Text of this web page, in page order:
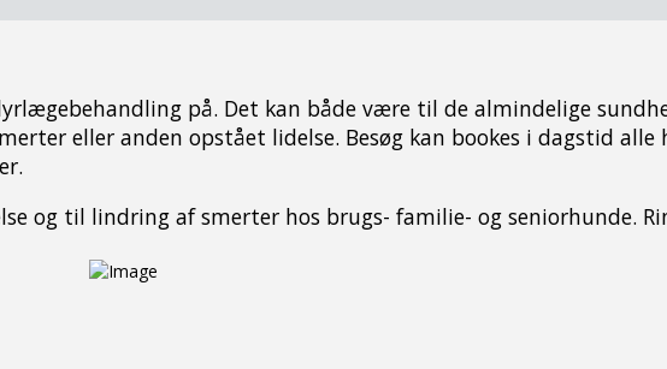
på. Det kan både være til de almindelige
eller anden opstået lidelse. Besøg kan bookes i dagstid alle
og til lindring af smerter hos brugs- familie- og seniorhunde.